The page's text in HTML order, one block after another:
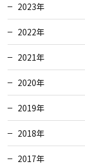
2023年
2022年
2021年
2020年
2019年
2018年
2017年